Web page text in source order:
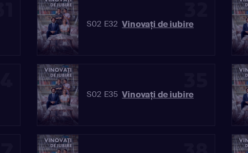
S02 E32 Vinovaţi de iubire
S02 E35 Vinovaţi de iubire